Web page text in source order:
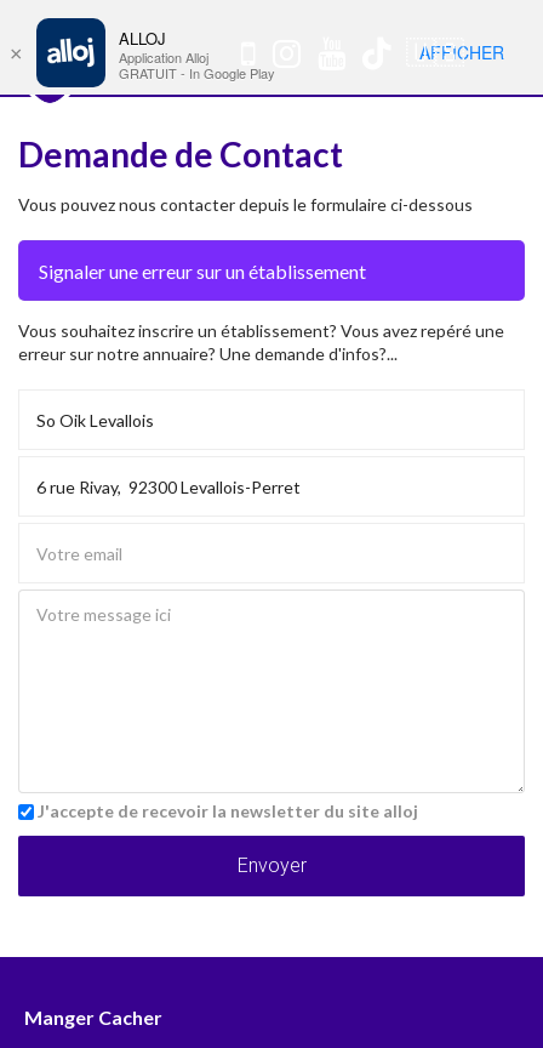
🇺🇸 Nav
Demande de Contact
Vous pouvez nous contacter depuis le formulaire ci-dessous
Vous souhaitez inscrire un établissement? Vous avez repéré une
erreur sur notre annuaire? Une demande d'infos?...
J'accepte de recevoir la newsletter du site alloj
Envoyer
Manger Cacher
×
ALLOJ
Application Alloj
GRATUIT - In Google Play
AFFICHER